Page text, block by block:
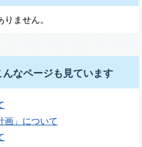
ません。
なページも見ています
画」について